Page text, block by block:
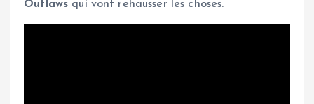
Outlaws qui vont rehausser les choses.